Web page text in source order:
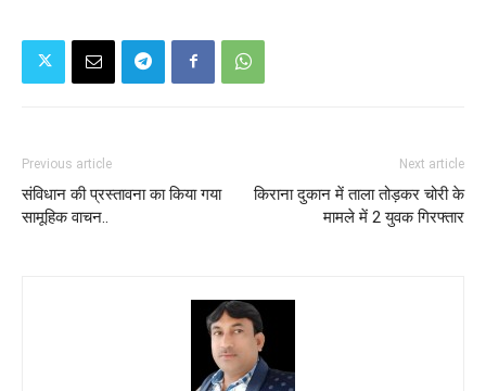
Previous article
संविधान की प्रस्तावना का किया गया
सामूहिक वाचन..
Next article
किराना दुकान में ताला तोड़कर चोरी के
मामले में 2 युवक गिरफ्तार